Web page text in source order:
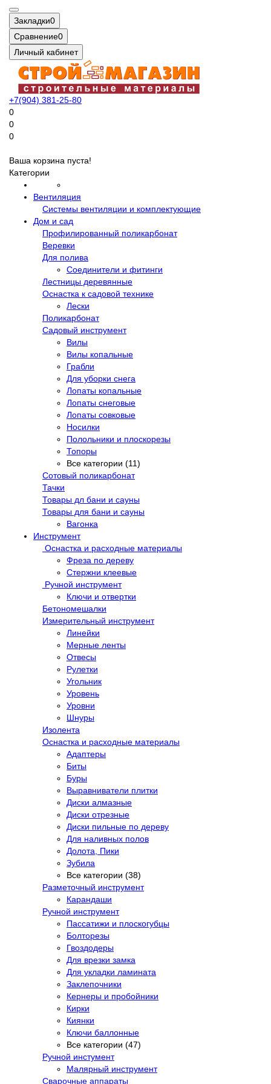
Закладки0
Сравнение0
Личный кабинет
+7(904) 381-25-80
0
0
0
Ваша корзина пуста!
Категории
Вентиляция
Системы вентиляции и комплектующие
Дом и сад
Профилированный поликарбонат
Веревки
Для полива
Соединители и фитинги
Лестницы деревянные
Оснастка к садовой технике
Лески
Поликарбонат
Садовый инструмент
Вилы
Вилы копальные
Грабли
Для уборки снега
Лопаты копальные
Лопаты снеговые
Лопаты совковые
Носилки
Полольники и плоскорезы
Топоры
Все категории (11)
Сотовый поликарбонат
Тачки
Товары дл бани и сауны
Товары для бани и сауны
Вагонка
Инструмент
Оснастка и расходные материалы
Фреза по дереву
Стержни клеевые
Ручной инструмент
Ключи и отвертки
Бетономешалки
Измерительный инструмент
Линейки
Мерные ленты
Отвесы
Рулетки
Угольник
Уровень
Уровни
Шнуры
Изолента
Оснастка и расходные материалы
Адаптеры
Биты
Буры
Выравниватели плитки
Диски алмазные
Диски отрезные
Диски пильные по дереву
Для наливных полов
Долота, Пики
Зубила
Все категории (38)
Разметочный инструмент
Карандаши
Ручной инструмент
Пассатижи и плоскогубцы
Болторезы
Гвоздодеры
Для врезки замка
Для укладки ламината
Заклепочники
Кернеры и пробойники
Кирки
Киянки
Ключи баллонные
Все категории (47)
Ручной инстумент
Малярный инструмент
Сварочные аппараты